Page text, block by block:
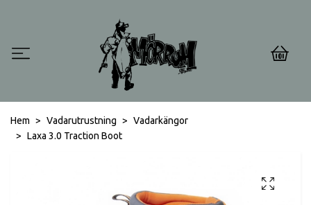
0
Hem Vadarutrustning
Vadarkängor
Laxa 3.0 Traction Boot